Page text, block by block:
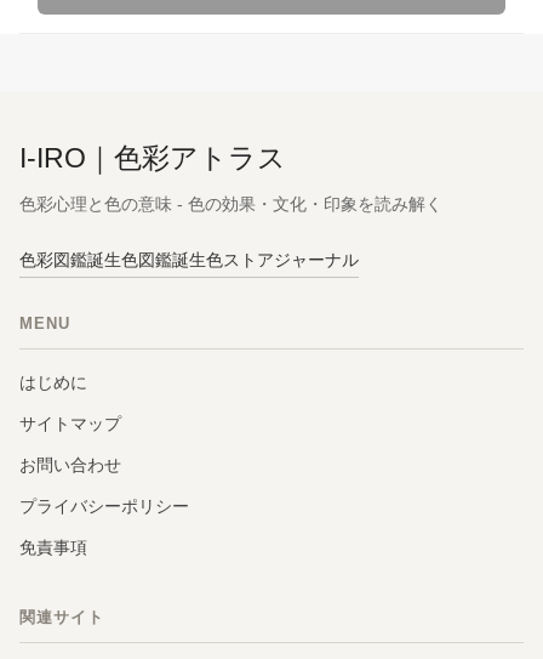
I-IRO｜色彩アトラス
色彩心理と色の意味 - 色の効果・文化・印象を読み解く
色彩図鑑誕生色図鑑誕生色ストアジャーナル
MENU
はじめに
サイトマップ
お問い合わせ
プライバシーポリシー
免責事項
関連サイト